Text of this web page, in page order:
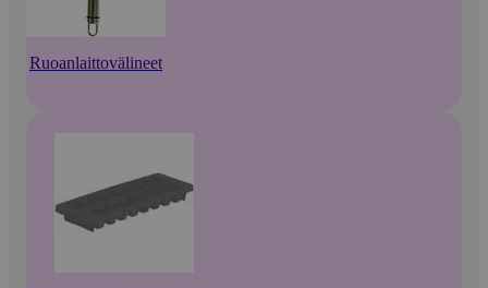
Ruoanlaittovälineet